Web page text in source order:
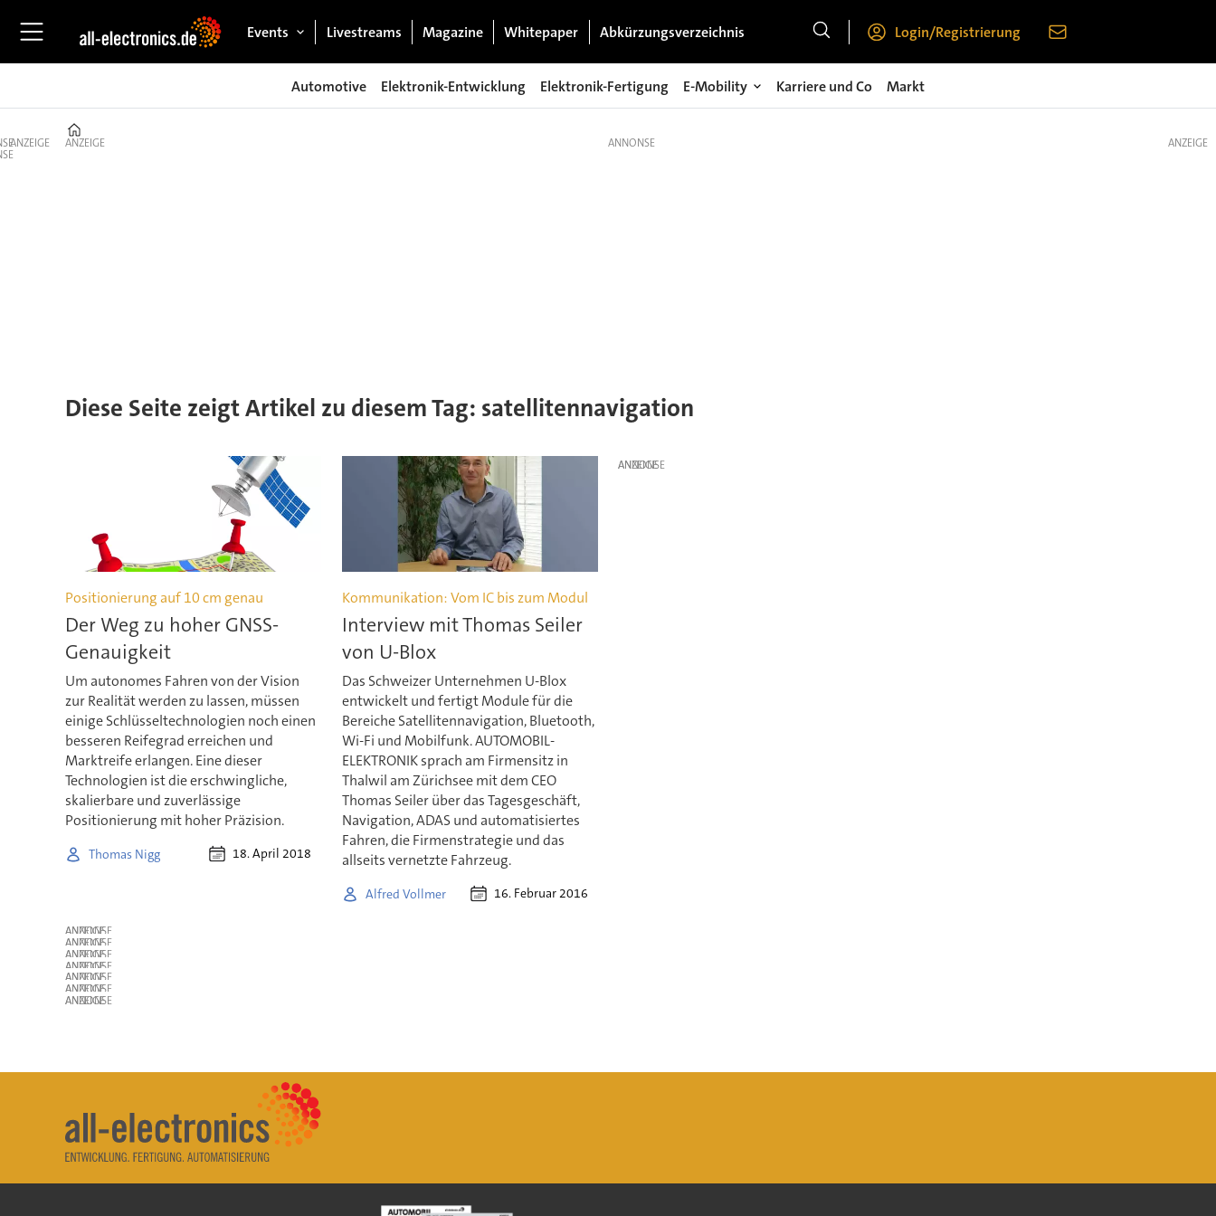
Events Livestreams Magazine Whitepaper Abkürzungsverzeichnis Login/Registrierung
Automotive Elektronik-Entwicklung Elektronik-Fertigung E-Mobility Karriere und Co Markt
ANZEIGE ANZEIGE
Diese Seite zeigt Artikel zu diesem Tag: satellitennavigation
Positionierung auf 10 cm genau
Der Weg zu hoher GNSS-
Genauigkeit
Um autonomes Fahren von der Vision
zur Realität werden zu lassen, müssen
einige Schlüsseltechnologien noch einen
besseren Reifegrad erreichen und
Marktreife erlangen. Eine dieser
Technologien ist die erschwingliche,
skalierbare und zuverlässige
Positionierung mit hoher Präzision.
Thomas Nigg 18. April 2018
Kommunikation: Vom IC bis zum Modul
Interview mit Thomas Seiler
von U-Blox
Das Schweizer Unternehmen U-Blox
entwickelt und fertigt Module für die
Bereiche Satellitennavigation, Bluetooth,
Wi-Fi und Mobilfunk. AUTOMOBIL-
ELEKTRONIK sprach am Firmensitz in
Thalwil am Zürichsee mit dem CEO
Thomas Seiler über das Tagesgeschäft,
Navigation, ADAS und automatisiertes
Fahren, die Firmenstrategie und das
allseits vernetzte Fahrzeug.
Alfred Vollmer 16. Februar 2016
ANZEIGE
ANZEIGE
ANZEIGE
ANZEIGE
ANZEIGE
ANZEIGE
ANZEIGE
ANZEIGE
ANZEIGE